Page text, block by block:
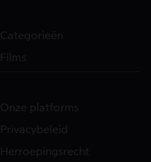
Categorieën
Films
Onze platforms
Privacybeleid
Herroepingsrecht